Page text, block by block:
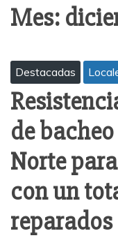
Mes:
Destacadas
de
Norte
con un
reparados